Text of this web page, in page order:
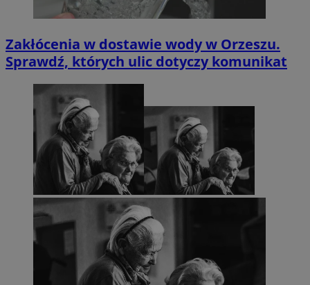
Zakłócenia w dostawie wody w Orzeszu.
Sprawdź, których ulic dotyczy komunikat